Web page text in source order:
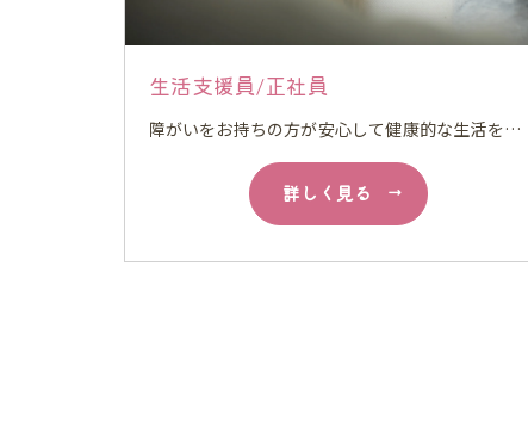
生活支援員/正社員
障がいをお持ちの方が安心して健康的な生活を送る上で必要な家事の手伝いをしていただきます。 経験がある方は行動援護もしていただきます。
詳しく見る